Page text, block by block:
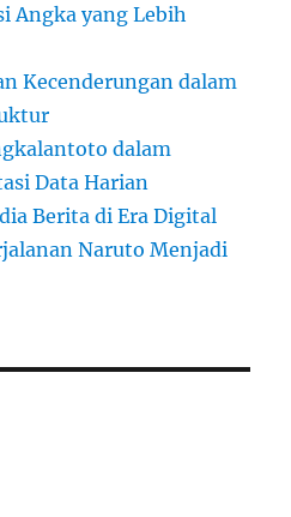
Angka yang Lebih
Kecenderungan dalam
dalam
Data Harian
Berita di Era Digital
Naruto Menjadi